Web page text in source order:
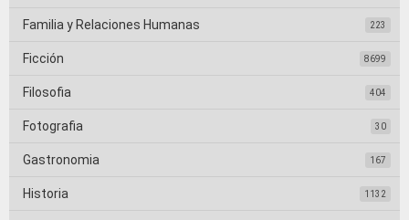
Familia y Relaciones Humanas 223
Ficción 8699
Filosofia 404
Fotografia 30
Gastronomia 167
Historia 1132